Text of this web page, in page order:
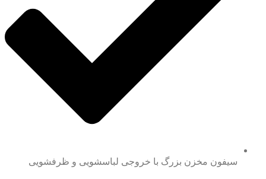
سیفون مخزن بزرگ با خروجی لباسشویی و ظرفشویی